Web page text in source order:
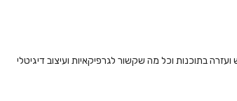
ועזרה בתוכנות וכל מה שקשור לגרפיקאיות ועיצוב דיגיטלי